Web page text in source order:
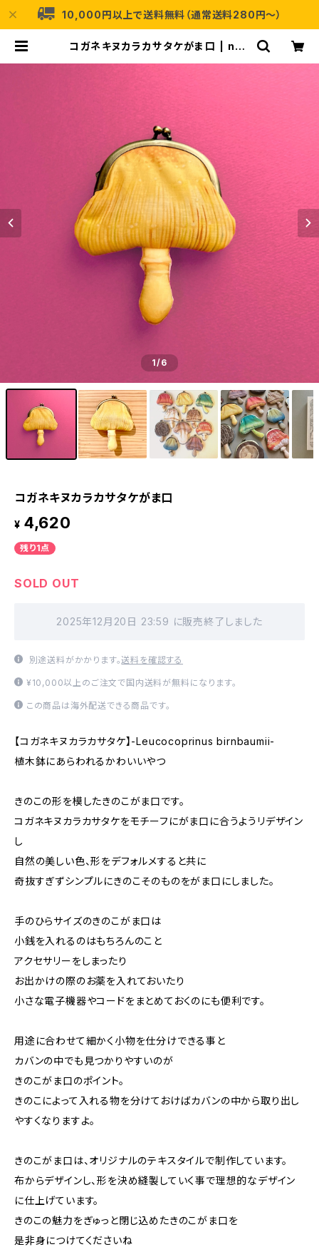
10,000円以上で送料無料（通常送料280円〜）
コガネキヌカラカサタケがま口 | noc
1/6
コガネキヌカラカサタケがま口
¥ 4,620
残り1点
SOLD OUT
2025年12月20日 23:59 に販売終了しました
別途送料がかかります。送料を確認する
¥10,000以上のご注文で国内送料が無料になります。
この商品は海外配送できる商品です。
【コガネキヌカラカサタケ】-Leucocoprinus birnbaumii-
植木鉢にあらわれるかわいいやつ
きのこの形を模したきのこがま口です。
コガネキヌカラカサタケをモチーフにがま口に合うようリデザイン
し
自然の美しい色、形をデフォルメすると共に
奇抜すぎずシンプルにきのこそのものをがま口にしました。
手のひらサイズのきのこがま口は
小銭を入れるのはもちろんのこと
アクセサリーをしまったり
お出かけの際のお薬を入れておいたり
小さな電子機器やコードをまとめておくのにも便利です。
用途に合わせて細かく小物を仕分けできる事と
カバンの中でも見つかりやすいのが
きのこがま口のポイント。
きのこによって入れる物を分けておけばカバンの中から取り出し
やすくなりますよ。
きのこがま口は、オリジナルのテキスタイルで制作しています。
布からデザインし、形を決め縫製していく事で理想的なデザイン
に仕上げています。
きのこの魅力をぎゅっと閉じ込めたきのこがま口を
是非身につけてくださいね